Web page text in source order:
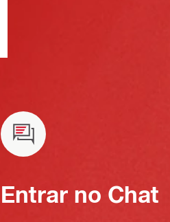
Entrar no Chat